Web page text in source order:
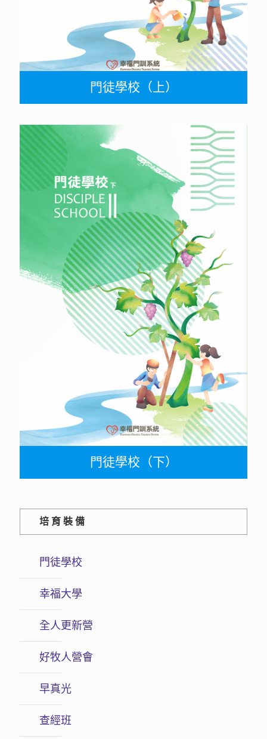
門徒學校（上）
門徒學校（下）
培育裝備
門徒學校
幸福大學
全人更新營
好牧人營會
早真光
查經班